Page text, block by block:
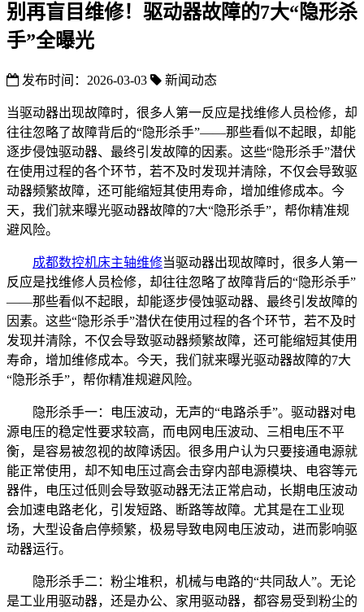
别再盲目维修！驱动器故障的7大“隐形杀
手”全曝光
发布时间：2026-03-03 新闻动态
当驱动器出现故障时，很多人第一反应是找维修人员检修，却
往往忽略了故障背后的“隐形杀手”——那些看似不起眼，却能
逐步侵蚀驱动器、最终引发故障的因素。这些“隐形杀手”潜伏
在使用过程的各个环节，若不及时发现并清除，不仅会导致驱
动器频繁故障，还可能缩短其使用寿命，增加维修成本。今
天，我们就来曝光驱动器故障的7大“隐形杀手”，帮你精准规
避风险。
成都数控机床主轴维修当驱动器出现故障时，很多人第一
反应是找维修人员检修，却往往忽略了故障背后的“隐形杀手”
——那些看似不起眼，却能逐步侵蚀驱动器、最终引发故障的
因素。这些“隐形杀手”潜伏在使用过程的各个环节，若不及时
发现并清除，不仅会导致驱动器频繁故障，还可能缩短其使用
寿命，增加维修成本。今天，我们就来曝光驱动器故障的7大
“隐形杀手”，帮你精准规避风险。
隐形杀手一：电压波动，无声的“电路杀手”。驱动器对电
源电压的稳定性要求较高，而电网电压波动、三相电压不平
衡，是容易被忽视的故障诱因。很多用户认为只要接通电源就
能正常使用，却不知电压过高会击穿内部电源模块、电容等元
器件，电压过低则会导致驱动器无法正常启动，长期电压波动
会加速电路老化，引发短路、断路等故障。尤其是在工业现
场，大型设备启停频繁，极易导致电网电压波动，进而影响驱
动器运行。
隐形杀手二：粉尘堆积，机械与电路的“共同敌人”。无论
是工业用驱动器，还是办公、家用驱动器，都容易受到粉尘的